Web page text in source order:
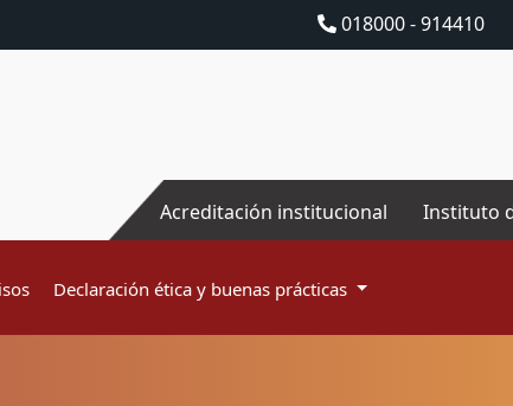
018000 - 914410
Acreditación institucional Instituto
Declaración ética y buenas prácticas